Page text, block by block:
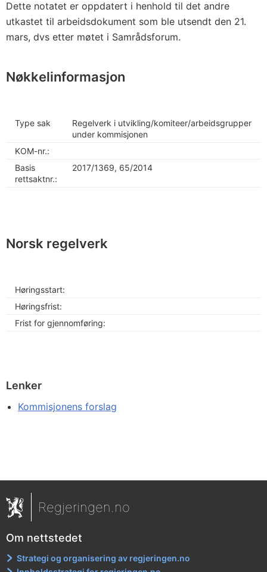
Dette notatet er oppdatert i henhold til det andre
utkastet til arbeidsdokument som ble utsendt den 21.
mars, dvs etter møtet i Samrådsforum.
Nøkkelinformasjon
Type sak
Regelverk i utvikling/komiteer/arbeidsgrupper
under kommisjonen
KOM-nr.:
Basis
rettsaktnr.:
2017/1369, 65/2014
Norsk regelverk
Høringsstart:
Høringsfrist:
Frist for gjennomføring:
Lenker
Kommisjonens forslag
Regjeringen.no
Om nettstedet
Strategi og organisering av regjeringen.no